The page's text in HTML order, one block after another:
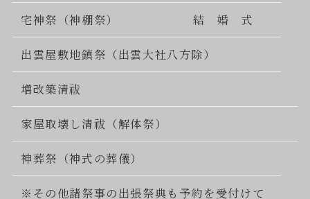
宅神祭（神棚祭） 結 婚 式
出雲屋敷地鎮祭（出雲大社八方除）
増改築清祓
家屋取壊し清祓（解体祭）
神葬祭（神式の葬儀）
※その他諸祭事の出張祭典も予約を受付けて